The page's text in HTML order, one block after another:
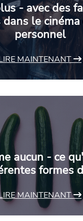
- avec des
dans le
personnel
MAINTENANT
aucun - ce
formes
MAINTENANT